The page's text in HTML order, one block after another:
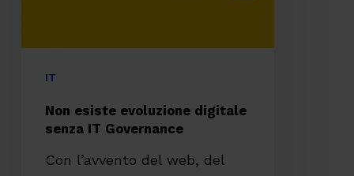
IT
Non esiste evoluzione digitale
senza IT Governance
Con l’avvento del web, del